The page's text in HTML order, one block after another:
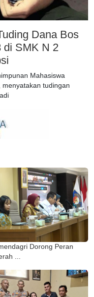
Dana Bos
di SMK N 2
Mahasiswa
menyatakan tudingan
Dorong Peran
...